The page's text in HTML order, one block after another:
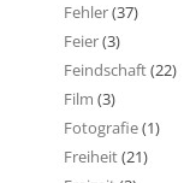
Fehler(37)
Feier(3)
Feindschaft(22)
Film (3)
Fotografie(1)
Freiheit(21)